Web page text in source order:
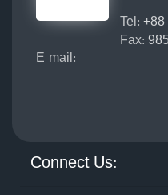
Tel: +88
Fax:
E-mail:
Connect Us: